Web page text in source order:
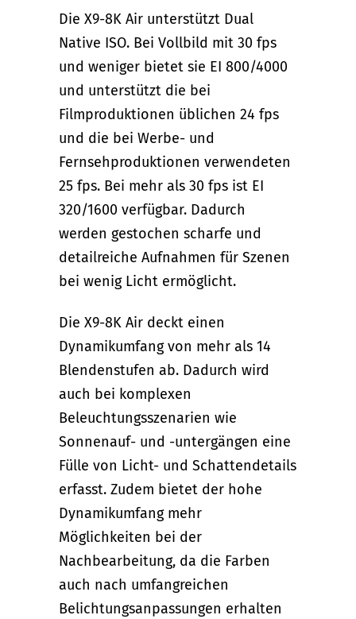
Die X9-8K Air unterstützt Dual
Native ISO. Bei Vollbild mit 30 fps
und weniger bietet sie EI 800/4000
und unterstützt die bei
Filmproduktionen üblichen 24 fps
und die bei Werbe- und
Fernsehproduktionen verwendeten
25 fps. Bei mehr als 30 fps ist EI
320/1600 verfügbar. Dadurch
werden gestochen scharfe und
detailreiche Aufnahmen für Szenen
bei wenig Licht ermöglicht.
Die X9-8K Air deckt einen
Dynamikumfang von mehr als 14
Blendenstufen ab. Dadurch wird
auch bei komplexen
Beleuchtungsszenarien wie
Sonnenauf- und -untergängen eine
Fülle von Licht- und Schattendetails
erfasst. Zudem bietet der hohe
Dynamikumfang mehr
Möglichkeiten bei der
Nachbearbeitung, da die Farben
auch nach umfangreichen
Belichtungsanpassungen erhalten